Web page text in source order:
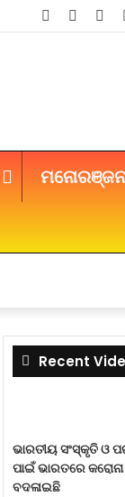
Twitter
Facebook
Recent
ଭାରତୀୟ ସଂସ୍କୃତି ଓ
ପାଇଁ ଭାରତରେ
ବଦଳାଇଛି